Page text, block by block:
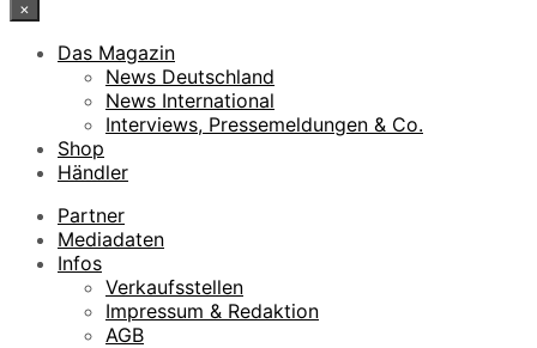
×
Das Magazin
News Deutschland
News International
Interviews, Pressemeldungen & Co.
Shop
Händler
Partner
Mediadaten
Infos
Verkaufsstellen
Impressum & Redaktion
AGB